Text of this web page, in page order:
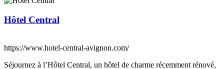
Hôtel Central
https://www.hotel-central-avignon.com/
Séjournez à l’Hôtel Central, un hôtel de charme récemment rénové,